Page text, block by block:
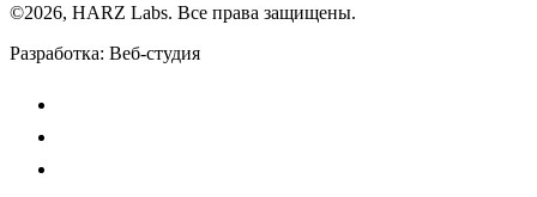
©2026, HARZ Labs. Все права защищены.
Разработка: Веб-студия